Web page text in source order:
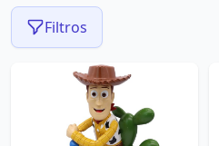
Filtros